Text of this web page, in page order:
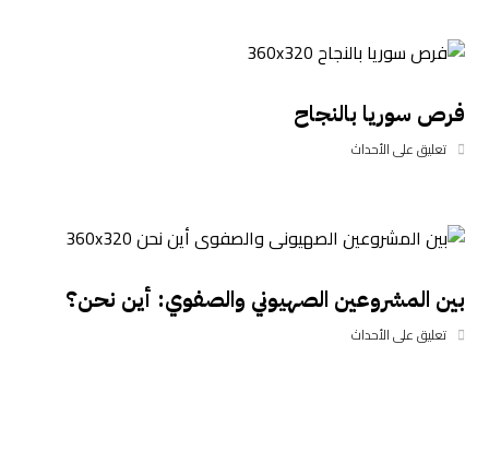
فرص سوريا بالنجاح
تعليق على الأحداث
بين المشروعين الصهيوني والصفوي: أين نحن؟
تعليق على الأحداث